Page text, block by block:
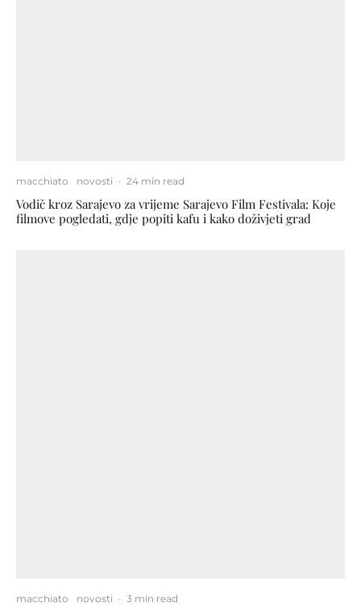
macchiato novosti · 24 min read
Vodič kroz Sarajevo za vrijeme Sarajevo Film Festivala: Koje
filmove pogledati, gdje popiti kafu i kako doživjeti grad
macchiato novosti · 3 min read